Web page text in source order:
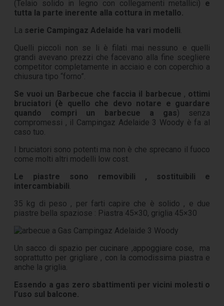
(Telaio solido in legno con collegamenti metallici) e
tutta la parte inerente alla cottura in metallo.
La serie Campingaz Adelaide ha vari modelli.
Quelli piccoli non se li è filati mai nessuno e quelli
grandi avevano prezzi che facevano alla fine scegliere
competitor completamente in acciaio e con coperchio a
chiusura tipo “forno”.
Se vuoi un Barbecue che faccia il barbecue , ottimi
bruciatori (è quello che devo notare e guardare
quando compri un barbecue a gas) senza
compromessi , il Campingaz Adelaide 3 Woody è fa al
caso tuo.
I bruciatori sono potenti ma non è che sprecano il fuoco
come molti altri modelli low cost.
Le piastre sono removibili , sostituibili e
intercambiabili.
35 kg di peso , per farti capire che è solido , e due
piastre bella spaziose : Piastra 45×30, griglia 45×30
Un sacco di spazio per cucinare ,appoggiare cose, ma
soprattutto per grigliare , con la comodissima piastra e
anche la griglia.
Essendo a gas zero sbattimenti per vicini molesti o
l’uso sul balcone.